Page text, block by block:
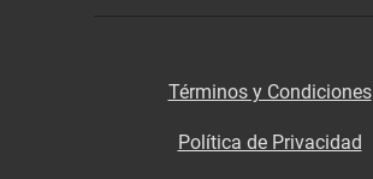
Términos y Condiciones
Política de Privacidad